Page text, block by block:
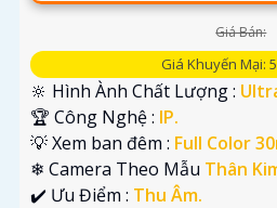
Giá Bán:
Giá Khuyến Mại:
🔆 Hình Ành Chất Lượng :
🏆 Công Nghệ : IP.
💡 Xem ban đêm : Full Color
❄ Camera Theo Mẫu Thân
️✔️ Ưu Điểm : Thu Âm.